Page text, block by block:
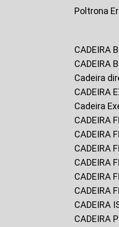
Poltrona
CADEIRA
CADEIRA
Cadeira
CADEIRA
Cadeira
CADEIRA
CADEIRA
CADEIRA
CADEIRA
CADEIRA
CADEIRA
CADEIRA
CADEIRA